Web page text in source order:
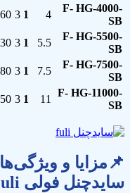
F- HG-4000-
SB
4
1
3
F- HG-5500-
SB
5.5
1
3
F- HG-7500-
SB
7.5
1
3
F- HG-11000-
SB
11
1
3
📌مزایا و ویژگی‌ها
سایدچنل فولی